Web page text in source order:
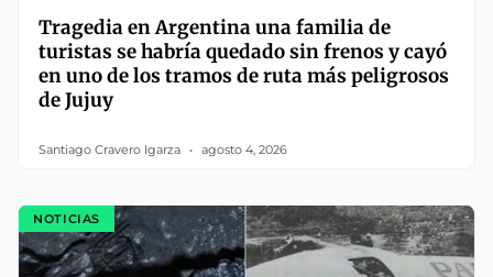
Tragedia en Argentina una familia de
turistas se habría quedado sin frenos y cayó
en uno de los tramos de ruta más peligrosos
de Jujuy
Santiago Cravero Igarza agosto 4, 2026
NOTICIAS